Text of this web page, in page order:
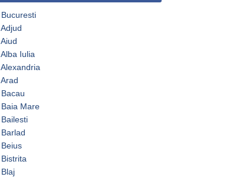
Bucuresti
Adjud
Aiud
Alba Iulia
Alexandria
Arad
Bacau
Baia Mare
Bailesti
Barlad
Beius
Bistrita
Blaj